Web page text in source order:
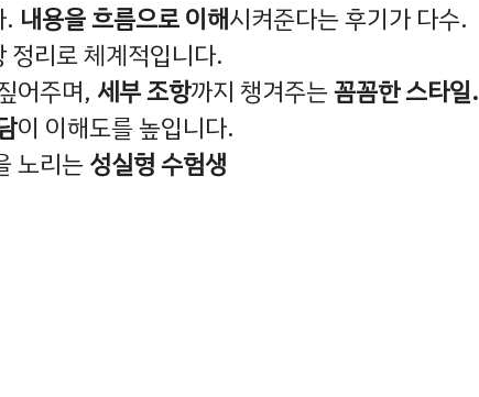
. 내용을 흐름으로 이해시켜준다는 후기가 다수.
정리로 체계적입니다.
어주며, 세부 조항까지 챙겨주는꼼꼼한 스타일.
이 이해도를 높입니다.
노리는성실형 수험생